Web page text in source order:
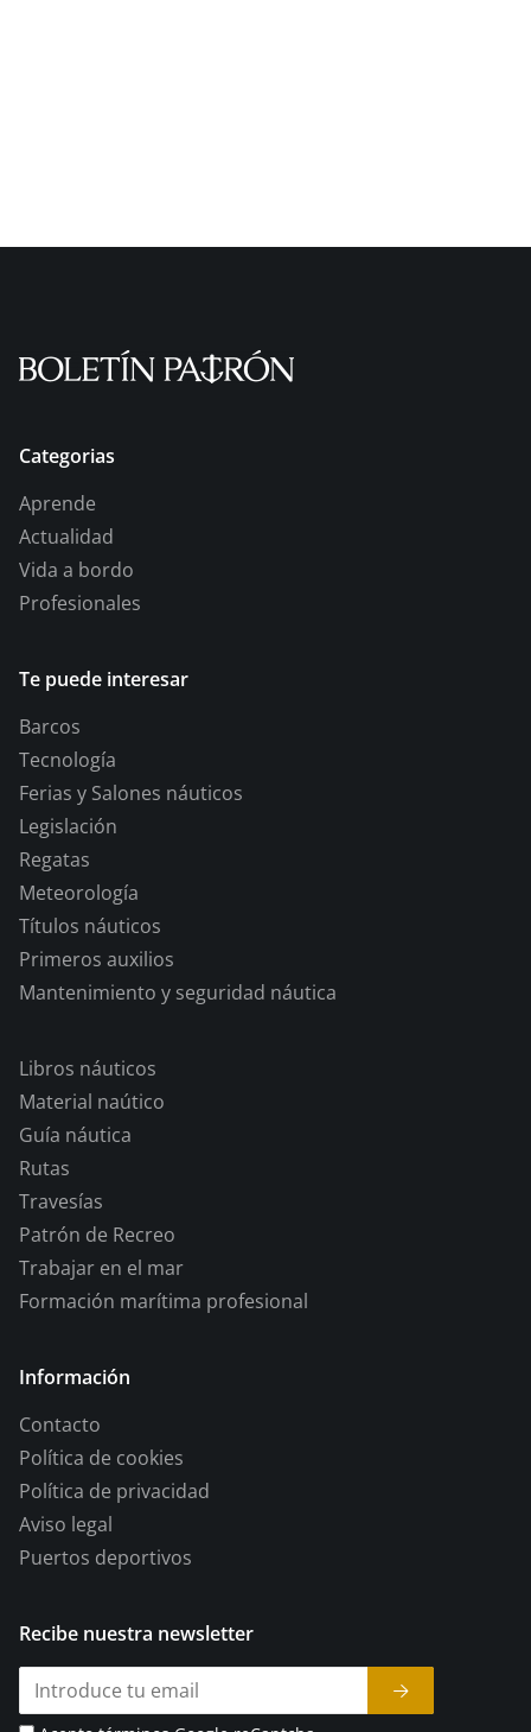
Categorias
Aprende
Actualidad
Vida a bordo
Profesionales
Te puede interesar
Barcos
Tecnología
Ferias y Salones náuticos
Legislación
Regatas
Meteorología
Títulos náuticos
Primeros auxilios
Mantenimiento y seguridad náutica
Libros náuticos
Material naútico
Guía náutica
Rutas
Travesías
Patrón de Recreo
Trabajar en el mar
Formación marítima profesional
Información
Contacto
Política de cookies
Política de privacidad
Aviso legal
Puertos deportivos
Recibe nuestra newsletter